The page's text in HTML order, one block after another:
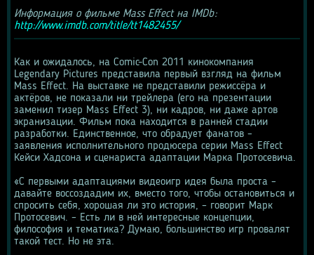
http://www.imdb.com/title/tt1482455/
Как и ожидалось, на Comic-Con 2011 кинокомпания
Legendary Pictures представила первый взгляд на фильм
Mass Effect. На выставке не представили режиссёра и
актёров, не показали ни трейлера (его на презентации
заменил тизер Mass Effect 3), ни кадров, ни даже артов
экранизации. Фильм пока находится в ранней стадии
разработки. Единственное, что обрадует фанатов –
заявления исполнительного продюсера серии Mass Effect
Кейси Хадсона и сценариста адаптации Марка Протосевича.
«С первыми адаптациями видеоигр идея была проста –
давайте воссоздадим их, вместо того, чтобы остановиться и
спросить себя, хорошая ли это история, – говорит Марк
Протосевич. – Есть ли в ней интересные концепции,
философия и тематика? Думаю, большинство игр провалят
такой тест. Но не эта.